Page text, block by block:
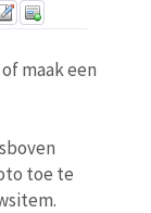
maak een
toe te